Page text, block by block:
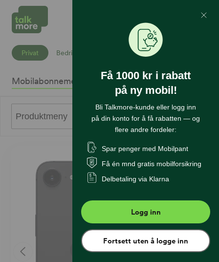
Mine Sider
Privat Bedrift
Mobilabonnement Mobiltelefoner InternettSikkerhet
Produktmeny
Få 1000 kr i rabatt
på ny mobil!
Bli Talkmore-kunde eller logg inn
på din konto for å få rabatten — og
flere andre fordeler:
Spar penger med Mobilpant
Få én mnd gratis mobilforsikring
Delbetaling via Klarna
Logg inn
Fortsett uten å logge inn